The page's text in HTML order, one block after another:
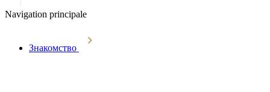
Navigation principale
Знакомство